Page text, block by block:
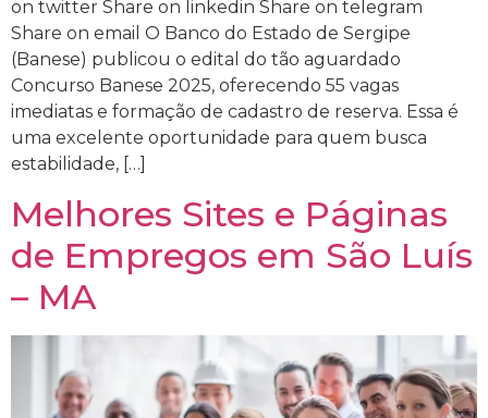
on twitter Share on linkedin Share on telegram
Share on email O Banco do Estado de Sergipe
(Banese) publicou o edital do tão aguardado
Concurso Banese 2025, oferecendo 55 vagas
imediatas e formação de cadastro de reserva. Essa é
uma excelente oportunidade para quem busca
estabilidade, […]
Melhores Sites e Páginas
de Empregos em São Luís
– MA